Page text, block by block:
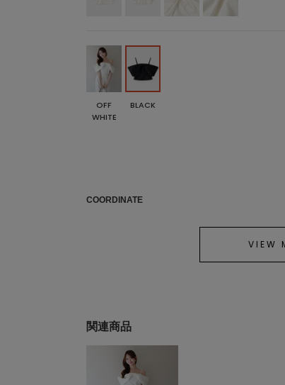
OFF
WHITE
BLACK
COORDINATE
VIEW
関連商品